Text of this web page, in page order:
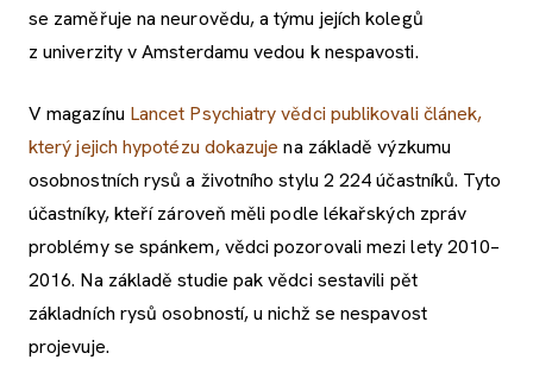
se zaměřuje na neurovědu, a týmu jejích kolegů
z univerzity v Amsterdamu vedou k nespavosti.
V magazínu Lancet Psychiatry vědci publikovali článek,
který jejich hypotézu dokazuje na základě výzkumu
osobnostních rysů a životního stylu 2 224 účastníků. Tyto
účastníky, kteří zároveň měli podle lékařských zpráv
problémy se spánkem, vědci pozorovali mezi lety 2010–
2016. Na základě studie pak vědci sestavili pět
základních rysů osobností, u nichž se nespavost
projevuje.